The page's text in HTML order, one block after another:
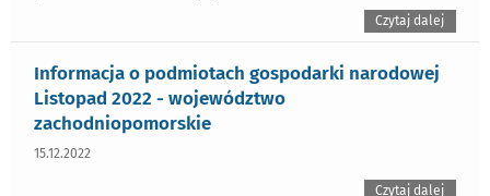
Czytaj dalej
Informacja o podmiotach gospodarki narodowej
Listopad 2022 - województwo
zachodniopomorskie
15.12.2022
Czytaj dalej